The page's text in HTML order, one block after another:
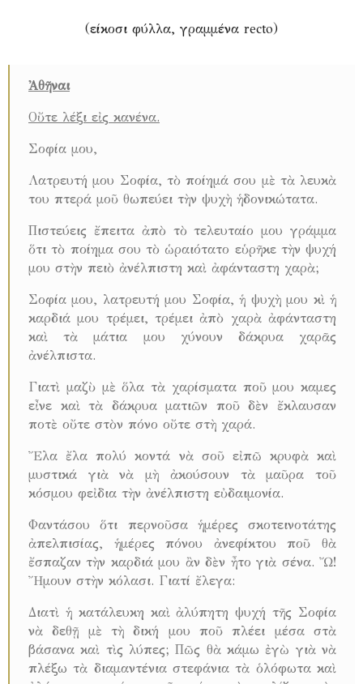
(είκοσι φύλλα, γραμμένα recto)
Ἀθῆναι
Οὔτε λέξι εἰς κανένα.
Σοφία μου,
Λατρευτή μου Σοφία, τὸ ποίημά σου μὲ τὰ λευκὰ
του πτερά μοῦ θωπεύει τὴν ψυχὴ ἡδονικώτατα.
Πιστεύεις ἔπειτα ἀπὸ τὸ τελευταίο μου γράμμα
ὅτι τὸ ποίημα σου τὸ ὡραιότατο εὑρῆκε τὴν ψυχή
μου στὴν πειὸ ἀνέλπιστη καὶ ἀφάνταστη χαρὰ;
Σοφία μου, λατρευτή μου Σοφία, ἡ ψυχὴ μου κὶ ἡ
καρδιά μου τρέμει, τρέμει ἀπὸ χαρὰ ἀφάνταστη
καὶ τὰ μάτια μου χύνουν δάκρυα χαρᾶς
ἀνέλπιστα.
Γιατὶ μαζὺ μὲ ὅλα τὰ χαρίσματα ποῦ μου καμες
εἶνε καὶ τὰ δάκρυα ματιῶν ποῦ δὲν ἔκλαυσαν
ποτὲ οὔτε στὸν πόνο οὔτε στὴ χαρά.
Ἔλα ἔλα πολύ κοντά νὰ σοῦ εἰπῶ κρυφὰ καὶ
μυστικά γιὰ νὰ μὴ ἀκούσουν τὰ μαῦρα τοῦ
κόσμου φεἰδια τὴν ἀνέλπιστη εὐδαιμονία.
Φαντάσου ὅτι περνοῦσα ἡμέρες σκοτεινοτάτης
ἀπελπισίας, ἡμέρες πόνου ἀνεφίκτου ποῦ θὰ
ἔσπαζαν τὴν καρδιά μου ἂν δὲν ἦτο γιὰ σένα. Ὤ!
Ἤμουν στὴν κόλασι. Γιατί ἔλεγα:
Διατὶ ἡ κατάλευκη καὶ ἀλύπητη ψυχή τῆς Σοφία
νὰ δεθῇ μὲ τὴ δική μου ποῦ πλέει μέσα στὰ
βάσανα καὶ τὶς λύπες; Πῶς θὰ κάμω ἐγὼ γιὰ νὰ
πλέξω τὰ διαμαντένια στεφάνια τὰ ὁλόφωτα καὶ